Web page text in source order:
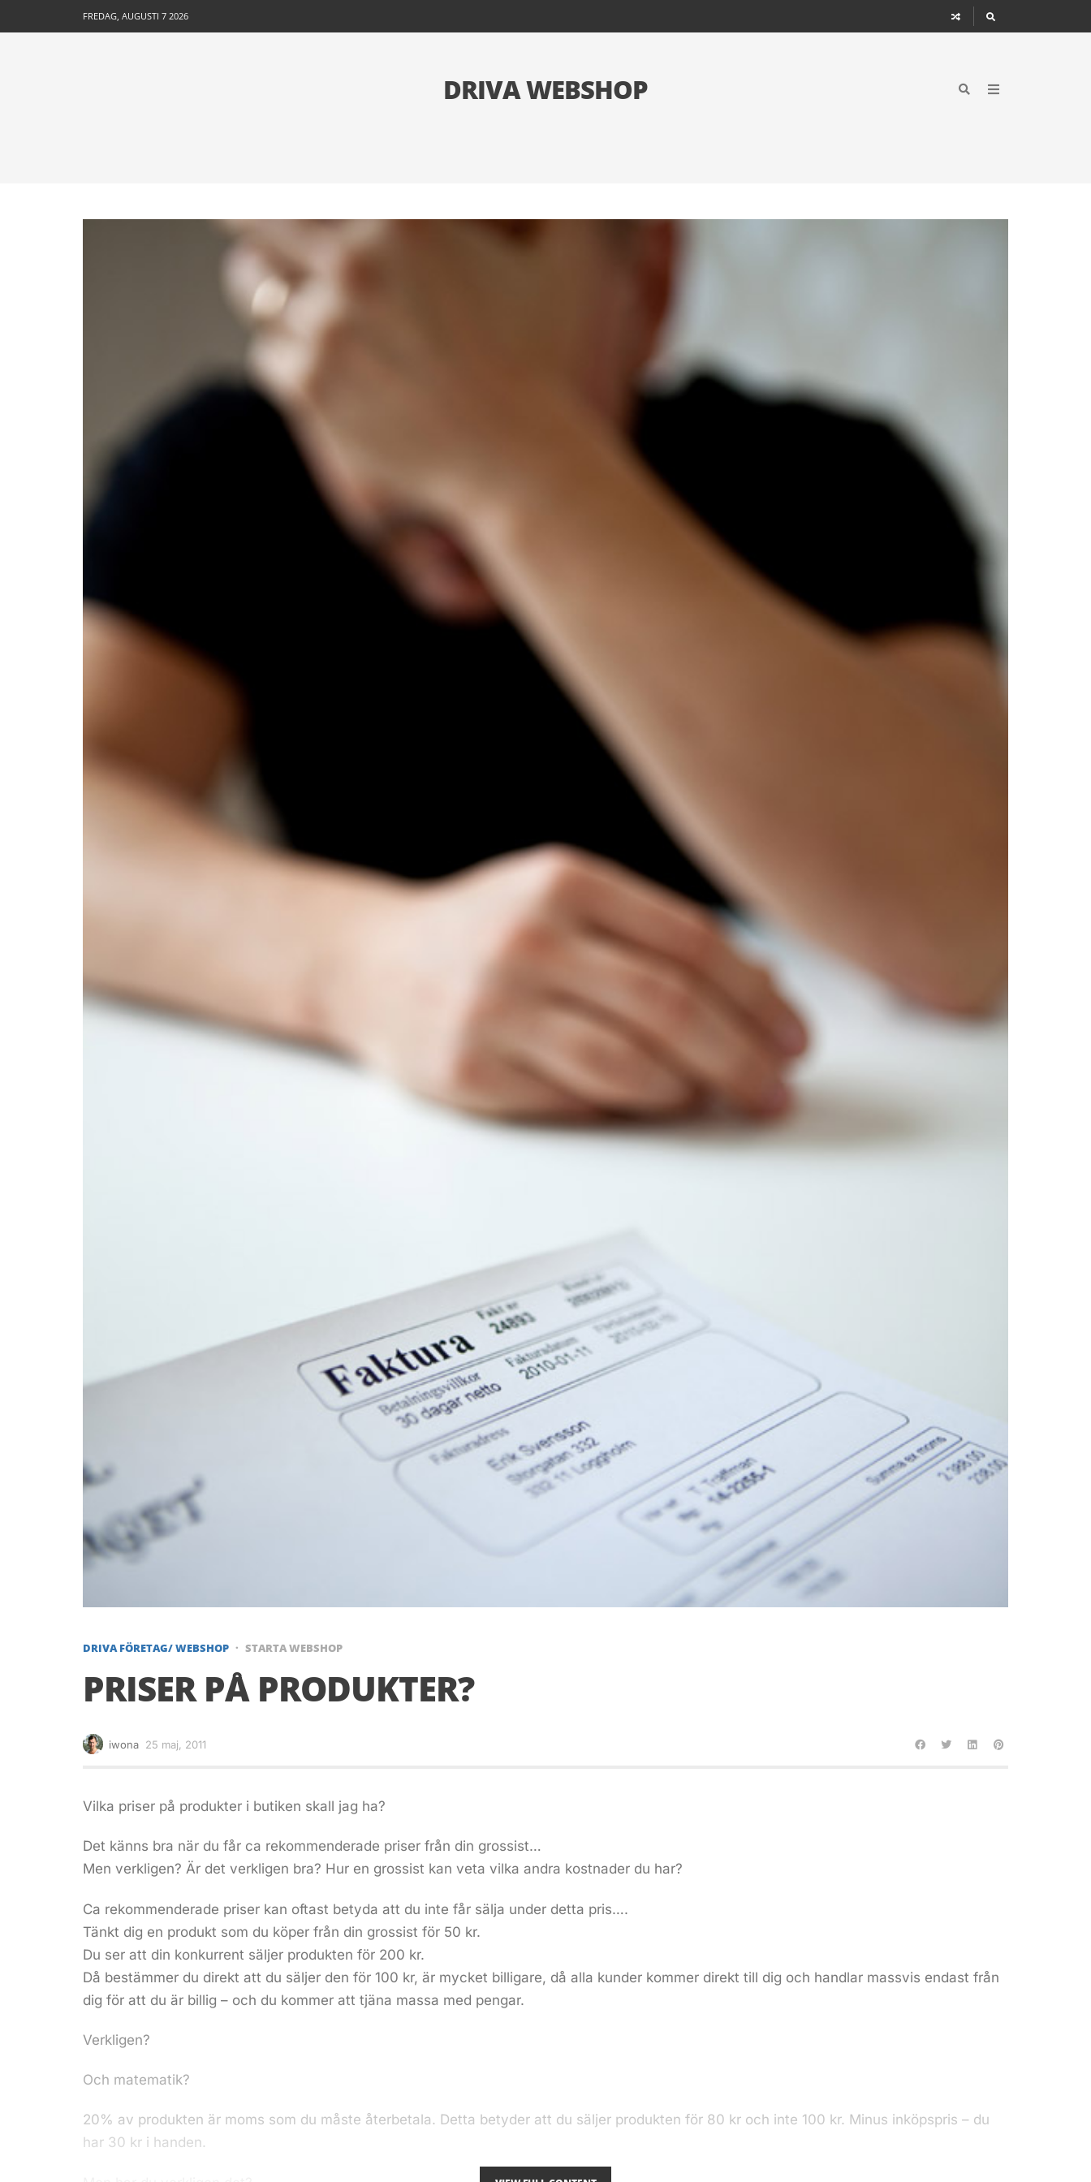
FREDAG, AUGUSTI 7 2026
DRIVA WEBSHOP
DRIVA FÖRETAG/ WEBSHOP STARTA WEBSHOP
PRISER PÅ PRODUKTER?
iwona 25 maj, 2011
Vilka priser på produkter i butiken skall jag ha?
Det känns bra när du får ca rekommenderade priser från din grossist…
Men verkligen? Är det verkligen bra? Hur en grossist kan veta vilka andra kostnader du har?
Ca rekommenderade priser kan oftast betyda att du inte får sälja under detta pris….
Tänkt dig en produkt som du köper från din grossist för 50 kr.
Du ser att din konkurrent säljer produkten för 200 kr.
Då bestämmer du direkt att du säljer den för 100 kr, är mycket billigare, då alla kunder kommer direkt till dig och handlar massvis endast från
dig för att du är billig – och du kommer att tjäna massa med pengar.
Verkligen?
Och matematik?
20% av produkten är moms som du måste återbetala. Detta betyder att du säljer produkten för 80 kr och inte 100 kr. Minus inköpspris – du
har 30 kr i handen.